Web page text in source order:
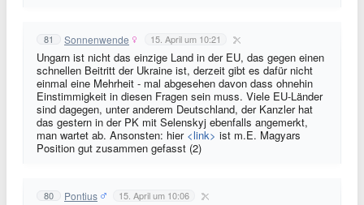
81 Sonnenwende 15. April um 10:21
Ungarn ist nicht das einzige Land in der EU, das gegen einen
schnellen Beitritt der Ukraine ist, derzeit gibt es dafür nicht
einmal eine Mehrheit - mal abgesehen davon dass ohnehin
Einstimmigkeit in diesen Fragen sein muss. Viele EU-Länder
sind dagegen, unter anderem Deutschland, der Kanzler hat
das gestern in der PK mit Selenskyj ebenfalls angemerkt,
man wartet ab. Ansonsten: hier <link> ist m.E. Magyars
Position gut zusammen gefasst (2)
80 Pontius 15. April um 10:06